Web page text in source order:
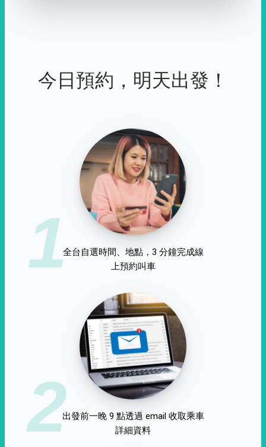
今日預約，明天出發！
1全台自選時間、地點，3 分鐘完成線
上預約叫車
2出發前一晚 9 點透過 email 收取乘車
詳細資料